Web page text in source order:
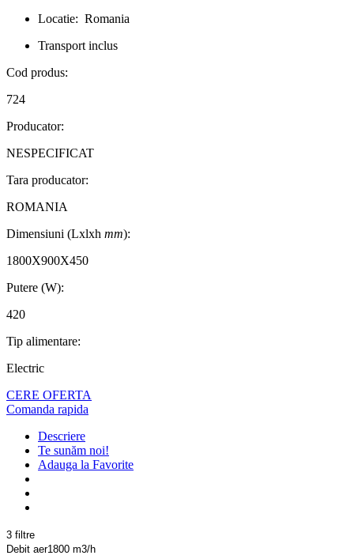
Locatie: Romania
Transport inclus
Cod produs:
724
Producator:
NESPECIFICAT
Tara producator:
ROMANIA
Dimensiuni (Lxlxh mm):
1800X900X450
Putere (W):
420
Tip alimentare:
Electric
CERE OFERTA
Comanda rapida
Descriere
Te sunăm noi!
Adauga la Favorite
3 filtre
Debit aer1800 m3/h